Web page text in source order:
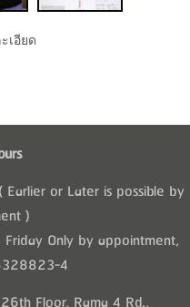
เอียด
or Later is possible by
)
Only by appointment,
4